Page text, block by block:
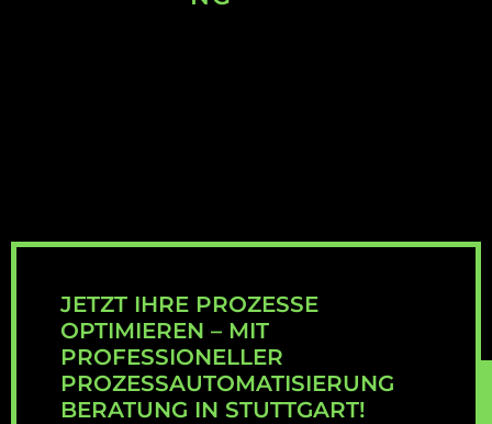
JETZT IHRE PROZESSE
OPTIMIEREN – MIT
PROFESSIONELLER
PROZESSAUTOMATISIERUNG
BERATUNG IN STUTTGART!